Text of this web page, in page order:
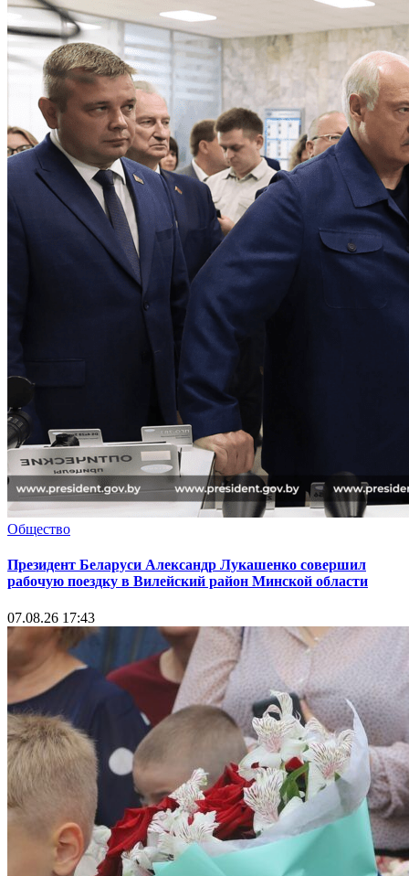
Общество
Президент Беларуси Александр Лукашенко совершил
рабочую поездку в Вилейский район Минской области
07.08.26 17:43